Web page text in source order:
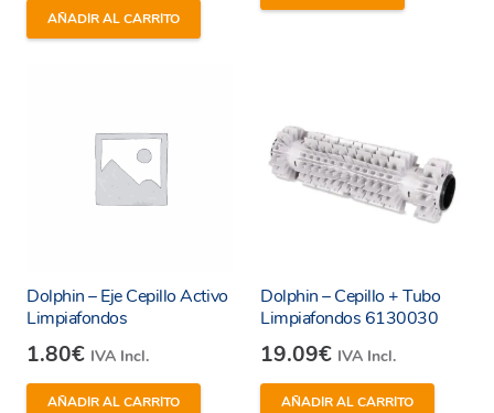
He leído y estoy de acuerdo con lostérminos y
política de privacidad de la web.
AÑADIR AL CARRITO
Dolphin – Eje Cepillo Activo
Limpiafondos
1.80€ IVA Incl.
AÑADIR AL CARRITO
Dolphin – Cepillo + Tubo
Limpiafondos 6130030
19.09€ IVA Incl.
AÑADIR AL CARRITO